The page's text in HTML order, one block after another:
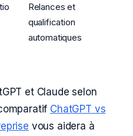
Relances et
qualification
automatiques
et Claude selon
ChatGPT vs
vous aidera à